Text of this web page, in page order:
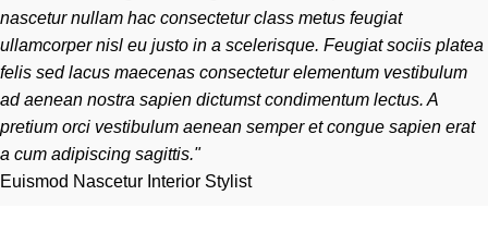
nascetur nullam hac consectetur class metus feugiat
ullamcorper nisl eu justo in a scelerisque. Feugiat sociis platea
felis sed lacus maecenas consectetur elementum vestibulum
ad aenean nostra sapien dictumst condimentum lectus. A
pretium orci vestibulum aenean semper et congue sapien erat
a cum adipiscing sagittis."
Euismod Nascetur Interior Stylist